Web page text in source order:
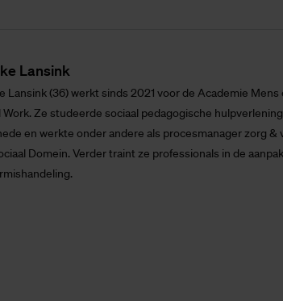
Lan­s­ink
Lansink (36) werkt sinds 2021 voor de Academie
Work. Ze studeerde sociaal pedagogische
en werkte onder andere als procesmanager zorg &
Domein. Verder traint ze professionals in de